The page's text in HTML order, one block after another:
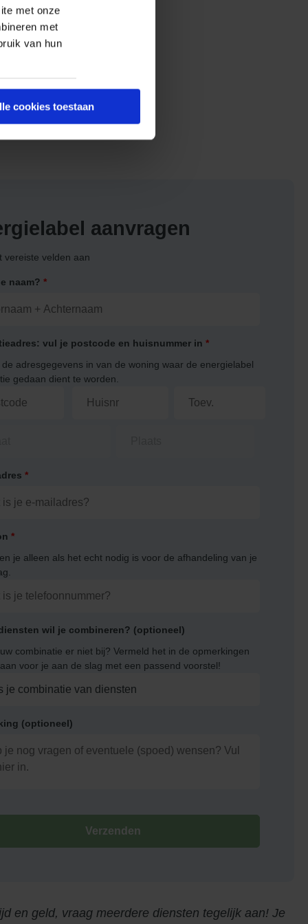
met onze
met
van hun
cookies toestaan
aanvragen
vereiste velden aan
naam? *
vul je postcode en huisnummer in *
de adresgegevens in van de woning waar de energielabel
gedaan dient te worden.
*
*
je alleen als het echt nodig is voor de afhandeling van je
wil je combineren? (optioneel)
combinatie er niet bij? Vermeld het in de opmerkingen
voor je aan de slag met een passend voorstel!
(optioneel)
Verzenden
en geld, vraag meerdere diensten tegelijk aan! Je